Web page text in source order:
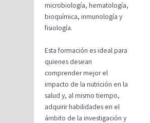
microbiología, hematología,
bioquímica, inmunología y
fisiología.
Esta formación es ideal para
quienes desean
comprender mejor el
impacto de la nutrición en la
salud y, al mismo tiempo,
adquirir habilidades en el
ámbito de la investigación y